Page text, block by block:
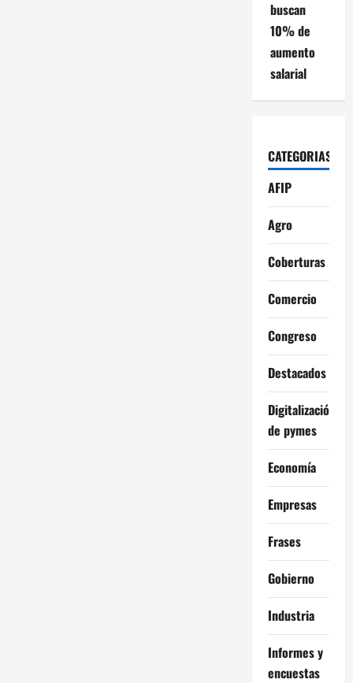
buscan
10% de
aumento
salarial
CATEGORIAS
AFIP
Agro
Coberturas
Comercio
Congreso
Destacados
Digitalización
de pymes
Economía
Empresas
Frases
Gobierno
Industria
Informes y
encuestas